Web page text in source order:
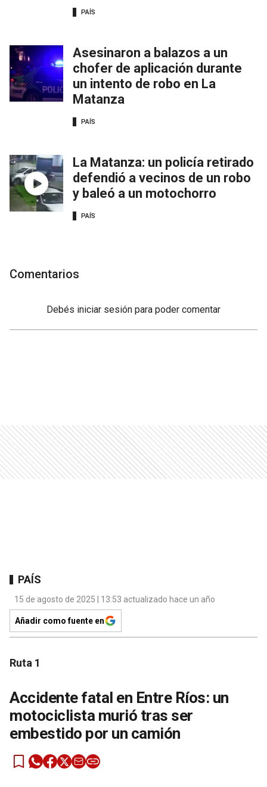
PAÍS
Asesinaron a balazos a un
chofer de aplicación durante
un intento de robo en La
Matanza
PAÍS
La Matanza: un policía retirado
defendió a vecinos de un robo
y baleó a un motochorro
PAÍS
Comentarios
Debés iniciar sesión para poder comentar
PAÍS
15 de agosto de 2025 | 13:53 actualizado hace un año
Añadir como fuente en
Ruta 1
Accidente fatal en Entre Ríos: un
motociclista murió tras ser
embestido por un camión